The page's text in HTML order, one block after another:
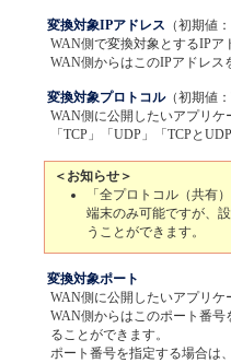
変換対象IPアドレス （初期値
WAN側で変換対象とするIPア
WAN側からはこのIPアドレ
変換対象プロトコル（初期値：
WAN側に公開したいアプリケ
「TCP」「UDP」「TCPと
＜お知らせ＞
「全プロトコル（共有
端末のみ可能ですが、
うことができます。
変換対象ポート
WAN側に公開したいアプリケ
WAN側からはこのポート番
ることができます。
ポート番号を指定する場合は